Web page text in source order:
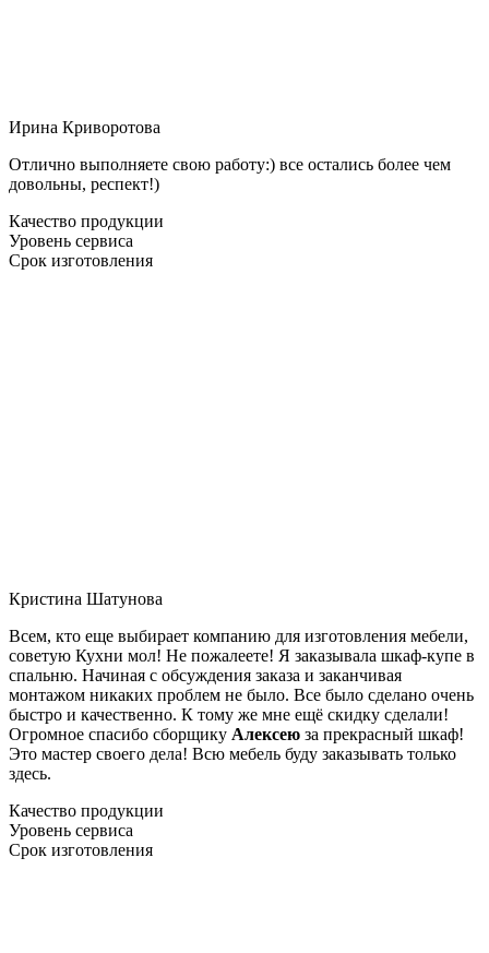
Ирина Криворотова
Отлично выполняете свою работу:) все остались более чем
довольны, респект!)
Качество продукции
Уровень сервиса
Срок изготовления
Кристина Шатунова
Всем, кто еще выбирает компанию для изготовления мебели,
советую Кухни мол! Не пожалеете! Я заказывала шкаф-купе в
спальню. Начиная с обсуждения заказа и заканчивая
монтажом никаких проблем не было. Все было сделано очень
быстро и качественно. К тому же мне ещё скидку сделали!
Огромное спасибо сборщику Алексею за прекрасный шкаф!
Это мастер своего дела! Всю мебель буду заказывать только
здесь.
Качество продукции
Уровень сервиса
Срок изготовления